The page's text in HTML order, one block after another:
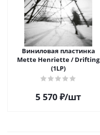
Виниловая пластинка
Mette Henriette / Drifting
(1LP)
5 570 ₽/шт